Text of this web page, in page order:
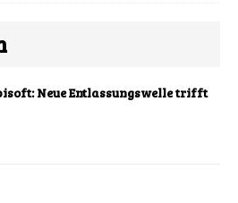
Neue Entlassungswelle trifft